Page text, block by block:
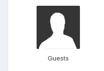
Guests